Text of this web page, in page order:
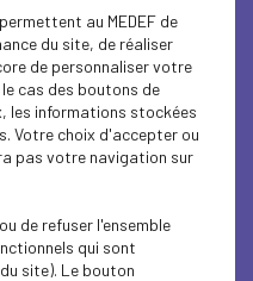
au
au MEDEF de
du site, de réaliser
de personnaliser votre
cas des boutons de
les informations stockées
Votre choix d'accepter ou
pas votre navigation sur
de refuser l'ensemble
qui sont
site). Le bouton